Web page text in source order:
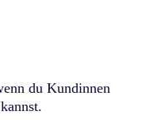
du Kundinnen